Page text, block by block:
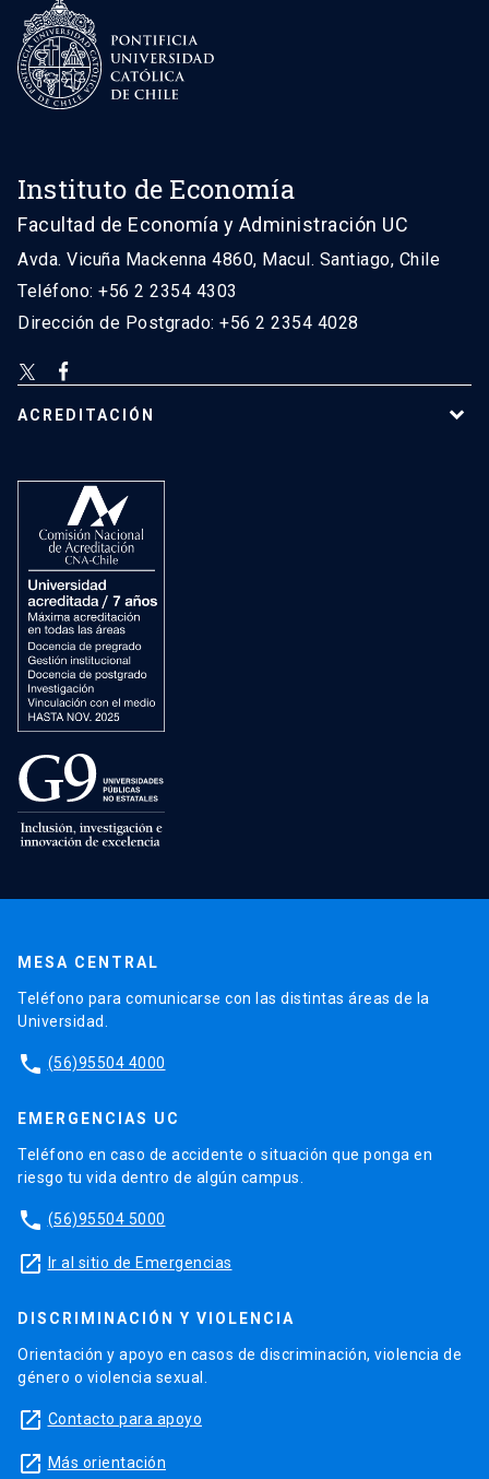
Instituto de Economía
Facultad de Economía y Administración UC
Avda. Vicuña Mackenna 4860, Macul. Santiago, Chile
Teléfono: +56 2 2354 4303
Dirección de Postgrado: +56 2 2354 4028
ACREDITACIÓN
MESA CENTRAL
Teléfono para comunicarse con las distintas áreas de la
Universidad.
phone (56)95504 4000
EMERGENCIAS UC
Teléfono en caso de accidente o situación que ponga en
riesgo tu vida dentro de algún campus.
phone (56)95504 5000
launch Ir al sitio de Emergencias
DISCRIMINACIÓN Y VIOLENCIA
Orientación y apoyo en casos de discriminación, violencia de
género o violencia sexual.
launch Contacto para apoyo
launch Más orientación